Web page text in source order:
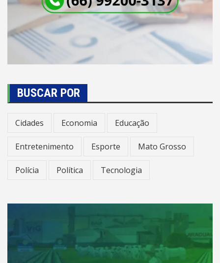
BUSCAR POR
Cidades Economia Educação
Entretenimento Esporte Mato Grosso
Polícia Política Tecnologia